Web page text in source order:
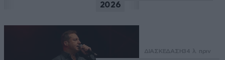
2026
ΔΙΑΣΚΕΔΑΣΗ34 λ. πριν